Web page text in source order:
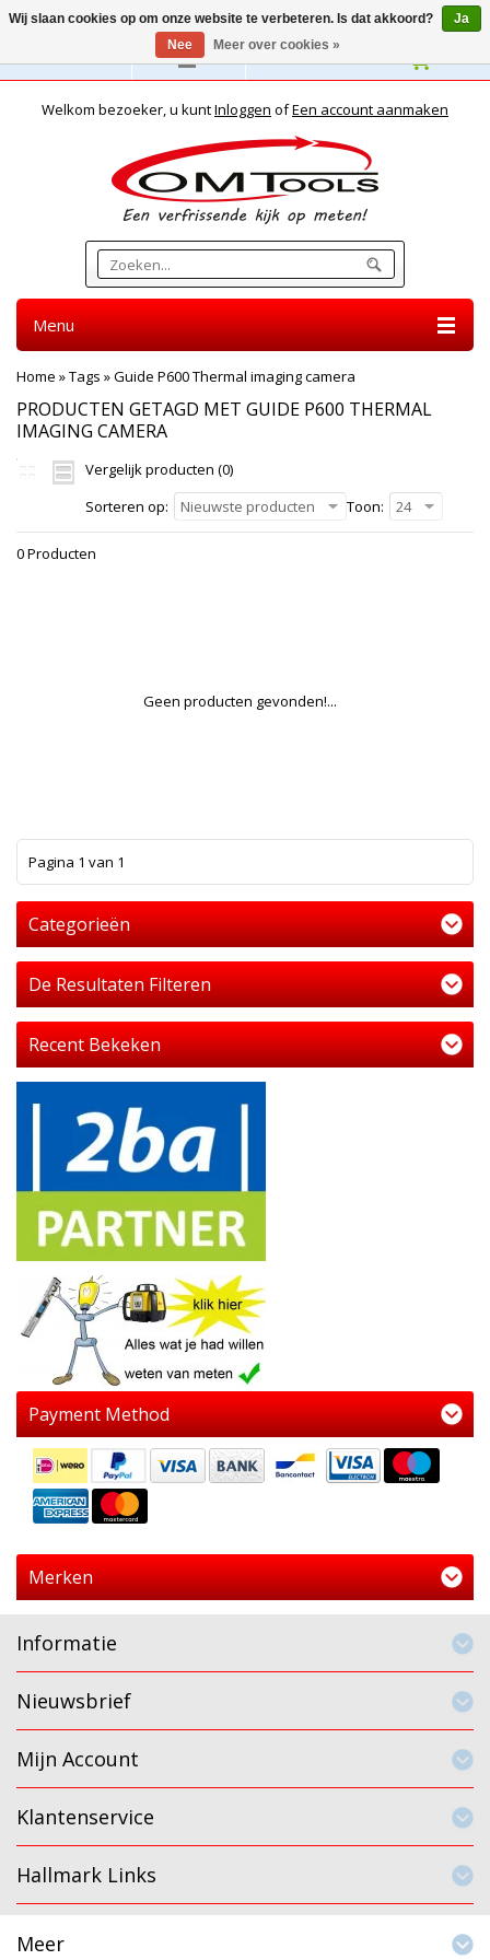
Nederlands
Welkom bezoeker, u kuntInloggen ofEen account aanmaken
Menu
Home »Tags »Guide P600 Thermal imaging camera
PRODUCTEN GETAGD MET GUIDE P600 THERMAL
IMAGING CAMERA
Vergelijk producten (0)
Sorteren op:
Nieuwste producten Toon: 24
0 Producten
Geen producten gevonden!...
Pagina 1 van 1
Categorieën
De Resultaten Filteren
Recent Bekeken
Payment Method
Merken
Informatie
Nieuwsbrief
Mijn Account
Klantenservice
Hallmark Links
Meer
Wij slaan cookies op om onze website te verbeteren. Is dat akkoord?
Ja
Nee
Meer over cookies »